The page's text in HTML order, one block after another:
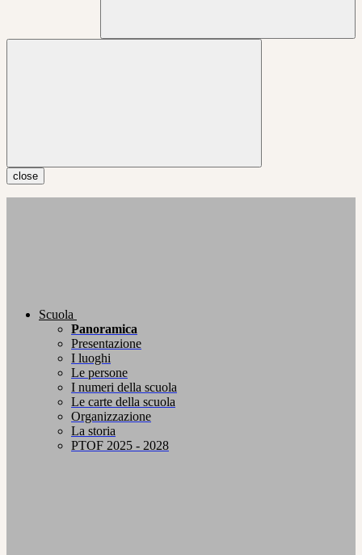
close
Scuola
Panoramica
Presentazione
I luoghi
Le persone
I numeri della scuola
Le carte della scuola
Organizzazione
La storia
PTOF 2025 - 2028